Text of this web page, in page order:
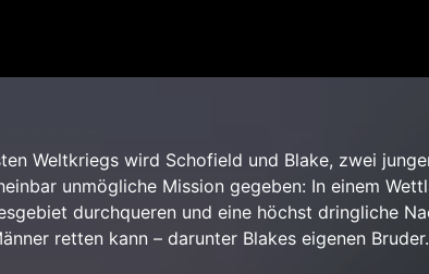
Weltkriegs wird Schofield und Blake, zwei
unmögliche Mission gegeben: In einem
durchqueren und eine höchst dringliche
retten kann – darunter Blakes eigenen Bruder.